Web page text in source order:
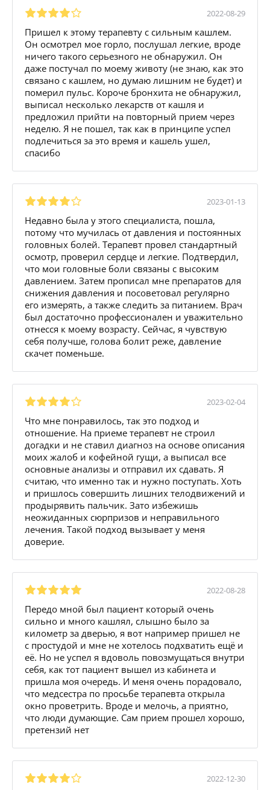
2022-08-29
Пришел к этому терапевту с сильным кашлем.
Он осмотрел мое горло, послушал легкие, вроде
ничего такого серьезного не обнаружил. Он
даже постучал по моему животу (не знаю, как это
связано с кашлем, но думаю лишним не будет) и
померил пульс. Короче бронхита не обнаружил,
выписал несколько лекарств от кашля и
предложил прийти на повторный прием через
неделю. Я не пошел, так как в принципе успел
подлечиться за это время и кашель ушел,
спасибо
2023-01-13
Недавно была у этого специалиста, пошла,
потому что мучилась от давления и постоянных
головных болей. Терапевт провел стандартный
осмотр, проверил сердце и легкие. Подтвердил,
что мои головные боли связаны с высоким
давлением. Затем прописал мне препаратов для
снижения давления и посоветовал регулярно
его измерять, а также следить за питанием. Врач
был достаточно профессионален и уважительно
отнесся к моему возрасту. Сейчас, я чувствую
себя получше, голова болит реже, давление
скачет поменьше.
2023-02-04
Что мне понравилось, так это подход и
отношение. На приеме терапевт не строил
догадки и не ставил диагноз на основе описания
моих жалоб и кофейной гущи, а выписал все
основные анализы и отправил их сдавать. Я
считаю, что именно так и нужно поступать. Хоть
и пришлось совершить лишних телодвижений и
продырявить пальчик. Зато избежишь
неожиданных сюрпризов и неправильного
лечения. Такой подход вызывает у меня
доверие.
2022-08-28
Передо мной был пациент который очень
сильно и много кашлял, слышно было за
километр за дверью, я вот например пришел не
с простудой и мне не хотелось подхватить ещё и
её. Но не успел я вдоволь повозмущаться внутри
себя, как тот пациент вышел из кабинета и
пришла моя очередь. И меня очень порадовало,
что медсестра по просьбе терапевта открыла
окно проветрить. Вроде и мелочь, а приятно,
что люди думающие. Сам прием прошел хорошо,
претензий нет
2022-12-30